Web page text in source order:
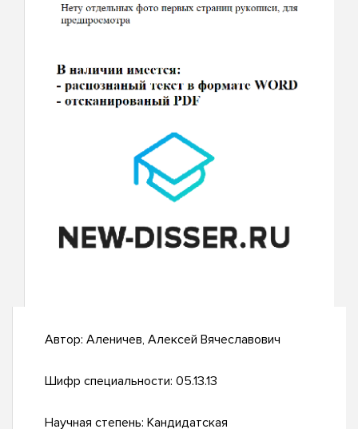
Автор: Аленичев, Алексей Вячеславович
Шифр специальности: 05.13.13
Научная степень: Кандидатская